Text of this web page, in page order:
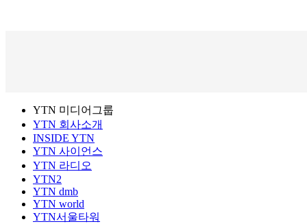
YTN 미디어그룹
YTN 회사소개
INSIDE YTN
YTN 사이언스
YTN 라디오
YTN2
YTN dmb
YTN world
YTN서울타워